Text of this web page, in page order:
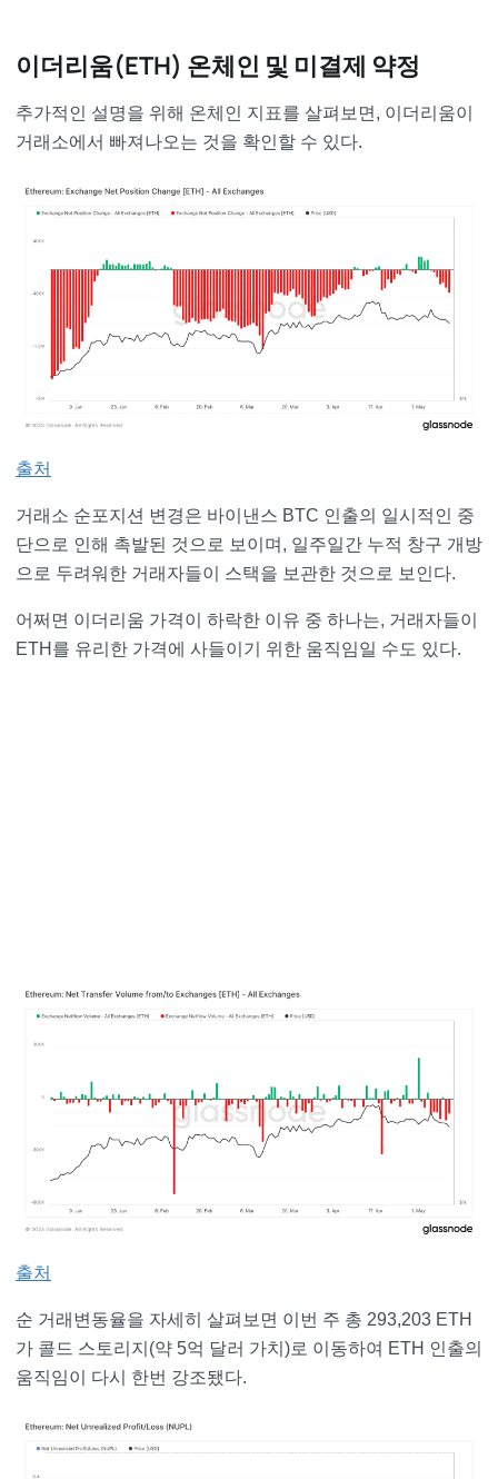
이더리움(ETH) 온체인 및 미결제 약정
추가적인 설명을 위해 온체인 지표를 살펴보면, 이더리움이
거래소에서 빠져나오는 것을 확인할 수 있다.
출처
거래소 순포지션 변경은 바이낸스 BTC 인출의 일시적인 중
단으로 인해 촉발된 것으로 보이며, 일주일간 누적 창구 개방
으로 두려워한 거래자들이 스택을 보관한 것으로 보인다.
어쩌면 이더리움 가격이 하락한 이유 중 하나는, 거래자들이
ETH를 유리한 가격에 사들이기 위한 움직임일 수도 있다.
출처
순 거래변동율을 자세히 살펴보면 이번 주 총 293,203 ETH
가 콜드 스토리지(약 5억 달러 가치)로 이동하여 ETH 인출의
움직임이 다시 한번 강조됐다.